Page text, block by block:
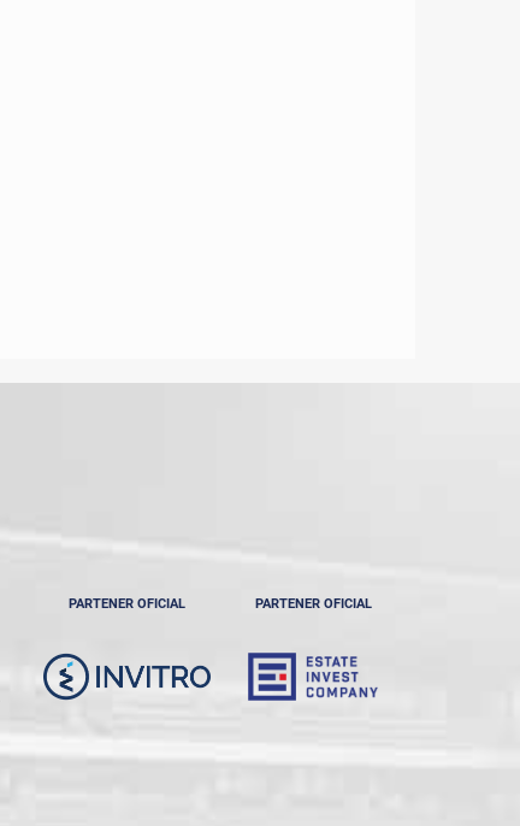
PARTENER OFICIAL PARTENER OFICIAL